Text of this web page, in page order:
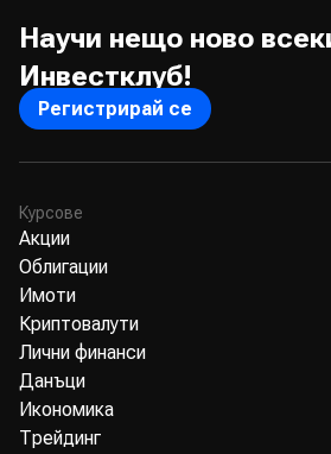
Научи нещо ново
Инвестклуб!
Регистрирай се
Курсове
Акции
Облигации
Имоти
Криптовалути
Лични финанси
Данъци
Икономика
Трейдинг